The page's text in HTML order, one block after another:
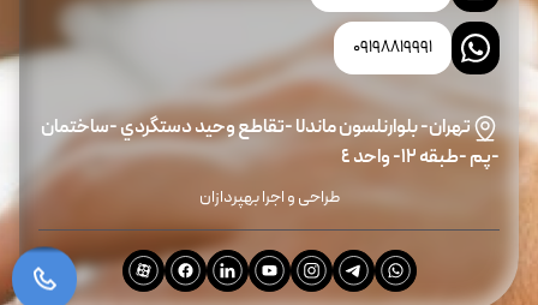
09198819991
تهران- بلوارنلسون ماندلا -تقاطع وحيد دستگردي -ساختمان
-پم -طبقه ١٢- واحد ٤
طراحی و اجرا بهپردازان